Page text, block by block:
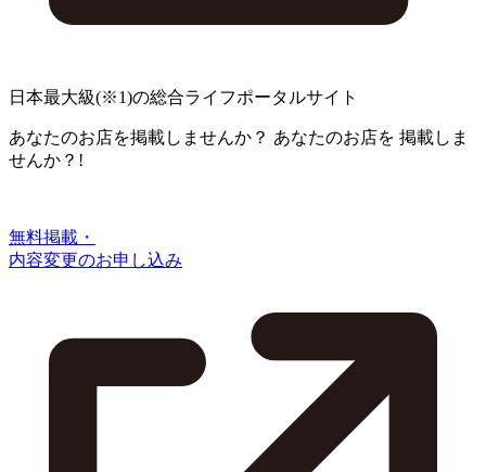
日本最大級(※1)の総合ライフポータルサイト
あなたのお店を掲載しませんか？ あなたのお店を 掲載しま
せんか？!
無料掲載・
内容変更のお申し込み